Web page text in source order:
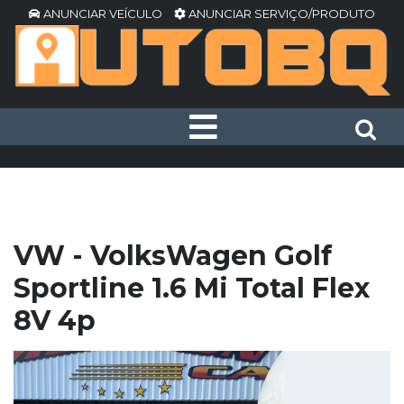
ANUNCIAR VEÍCULO ANUNCIAR SERVIÇO/PRODUTO
VW - VolksWagen Golf
Sportline 1.6 Mi Total Flex
8V 4p